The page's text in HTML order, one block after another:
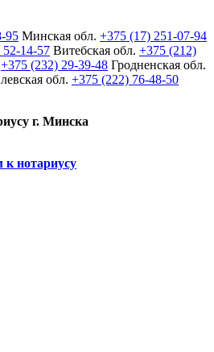
95 Минская обл. +375 (17) 251-07-94
14-57 Витебская обл. +375 (212)
+375 (232) 29-39-48 Гродненская обл.
обл. +375 (222) 76-48-50
г. Минска
к нотариусу